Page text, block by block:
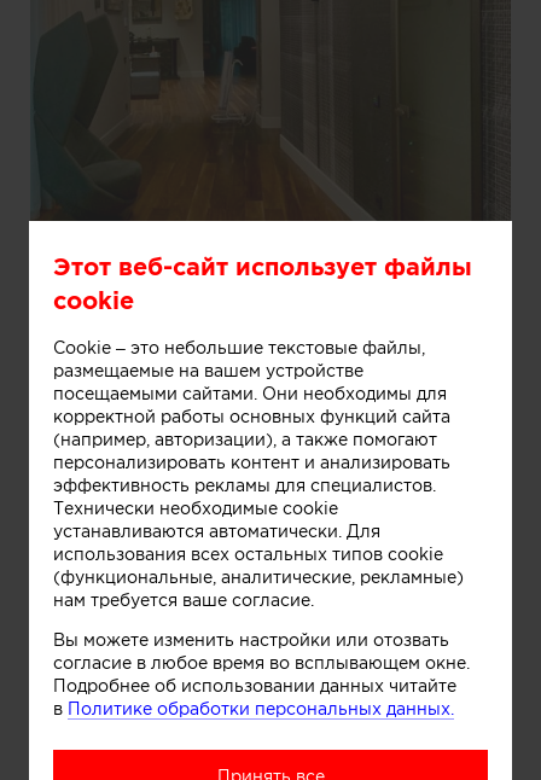
Информация
Этот веб-сайт использует файлы
cookie
Cookie – это небольшие текстовые файлы,
размещаемые на вашем устройстве
посещаемыми сайтами. Они необходимы для
корректной работы основных функций сайта
(например, авторизации), а также помогают
персонализировать контент и анализировать
эффективность рекламы для специалистов.
Технически необходимые cookie
устанавливаются автоматически. Для
использования всех остальных типов cookie
(функциональные, аналитические, рекламные)
нам требуется ваше согласие.
Вы можете изменить настройки или отозвать
согласие в любое время во всплывающем окне.
Подробнее об использовании данных читайте
в Политике обработки персональных данных.